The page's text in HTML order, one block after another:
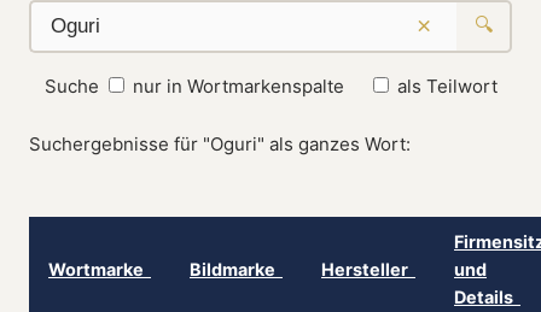
× 🔍
Suche nur in Wortmarkenspalte als Teilwort
Suchergebnisse für "Oguri" als ganzes Wort:
Wortmarke Bildmarke Hersteller
und
Details